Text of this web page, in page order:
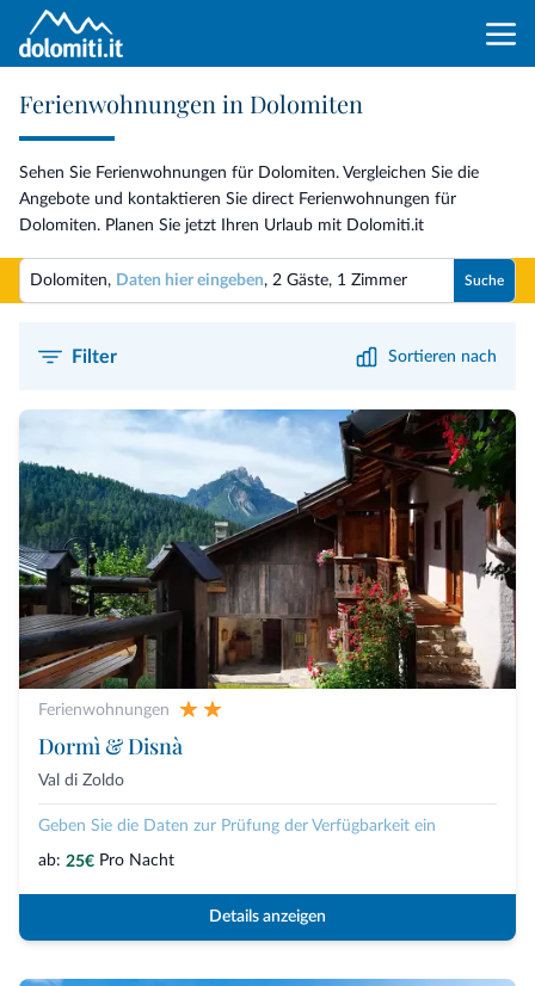
Ferienwohnungen in Dolomiten
Sehen Sie Ferienwohnungen für Dolomiten. Vergleichen Sie die
Angebote und kontaktieren Sie direct Ferienwohnungen für
Dolomiten. Planen Sie jetzt Ihren Urlaub mit Dolomiti.it
Dolomiten, Daten hier eingeben, 2 Gäste, 1 Zimmer Suche
Filter Sortieren nach
Ferienwohnungen
Dormì & Disnà
Val di Zoldo
Geben Sie die Daten zur Prüfung der Verfügbarkeit ein
ab: 25€ Pro Nacht
Details anzeigen